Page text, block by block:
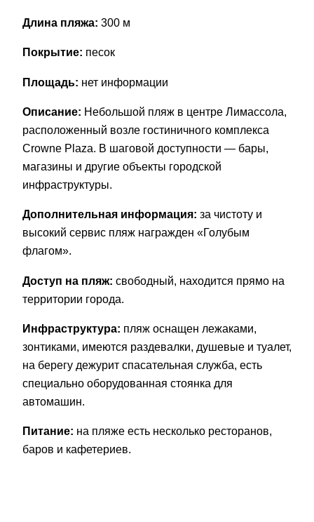
Длина пляжа: 300 м
Покрытие: песок
Площадь: нет информации
Описание: Небольшой пляж в центре Лимассола,
расположенный возле гостиничного комплекса
Crowne Plaza. В шаговой доступности — бары,
магазины и другие объекты городской
инфраструктуры.
Дополнительная информация: за чистоту и
высокий сервис пляж награжден «Голубым
флагом».
Доступ на пляж: свободный, находится прямо на
территории города.
Инфраструктура: пляж оснащен лежаками,
зонтиками, имеются раздевалки, душевые и туалет,
на берегу дежурит спасательная служба, есть
специально оборудованная стоянка для
автомашин.
Питание: на пляже есть несколько ресторанов,
баров и кафетериев.